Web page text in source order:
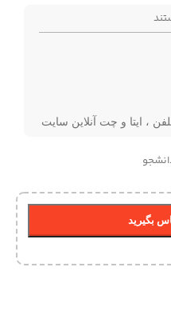
، ایتا و چت آنلاین سایت
بگیرید